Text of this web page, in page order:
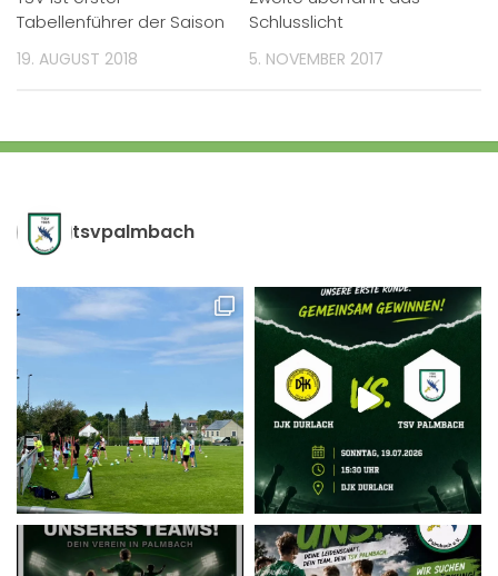
Tabellenführer der Saison
19. AUGUST 2018
Schlusslicht
5. NOVEMBER 2017
tsvpalmbach